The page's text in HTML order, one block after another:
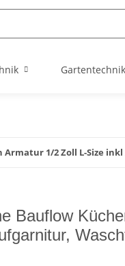
Gartentechnik
Armatur 1/2 Zoll L-Size
Bauflow